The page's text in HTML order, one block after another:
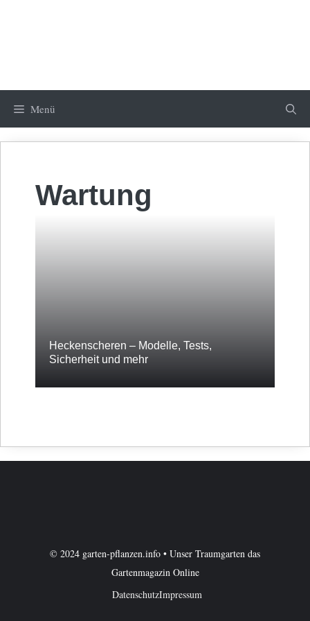
Menü
Wartung
Heckenscheren – Modelle, Tests,
Sicherheit und mehr
© 2024 garten-pflanzen.info • Unser Traumgarten das
Gartenmagazin Online
DatenschutzImpressum